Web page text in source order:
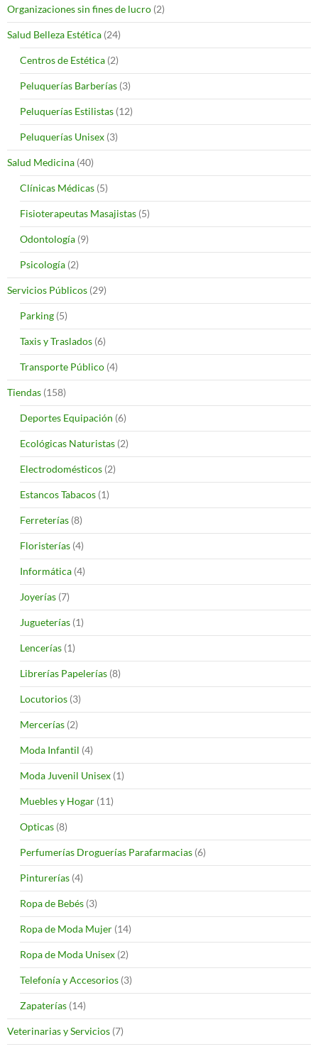
Organizaciones sin fines de lucro (2)
Salud Belleza Estética (24)
Centros de Estética (2)
Peluquerías Barberías (3)
Peluquerías Estilistas (12)
Peluquerías Unisex (3)
Salud Medicina (40)
Clínicas Médicas (5)
Fisioterapeutas Masajistas (5)
Odontología (9)
Psicología (2)
Servicios Públicos (29)
Parking (5)
Taxis y Traslados (6)
Transporte Público (4)
Tiendas (158)
Deportes Equipación (6)
Ecológicas Naturistas (2)
Electrodomésticos (2)
Estancos Tabacos (1)
Ferreterías (8)
Floristerías (4)
Informática (4)
Joyerías (7)
Jugueterías (1)
Lencerías (1)
Librerías Papelerías (8)
Locutorios (3)
Mercerías (2)
Moda Infantil (4)
Moda Juvenil Unisex (1)
Muebles y Hogar (11)
Opticas (8)
Perfumerías Droguerías Parafarmacias (6)
Pinturerías (4)
Ropa de Bebés (3)
Ropa de Moda Mujer (14)
Ropa de Moda Unisex (2)
Telefonía y Accesorios (3)
Zapaterías (14)
Veterinarias y Servicios (7)